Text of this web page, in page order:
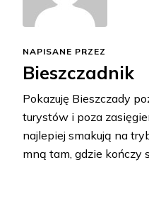
NAPISANE PRZEZ
Bieszczadnik
Pokazuję Bieszczady
turystów i poza
najlepiej smakują na
mną tam, gdzie kończy